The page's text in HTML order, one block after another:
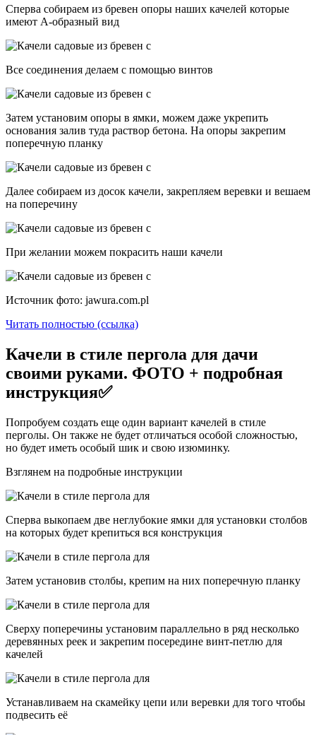
Сперва собираем из бревен опоры наших качелей которые
имеют А-образный вид
Все соединения делаем с помощью винтов
Затем установим опоры в ямки, можем даже укрепить
основания залив туда раствор бетона. На опоры закрепим
поперечную планку
Далее собираем из досок качели, закрепляем веревки и вешаем
на поперечину
При желании можем покрасить наши качели
Источник фото: jawura.com.pl
Читать полностью (ссылка)
Качели в стиле пергола для дачи
своими руками. ФОТО + подробная
инструкция✅
Попробуем создать еще один вариант качелей в стиле
перголы. Он также не будет отличаться особой сложностью,
но будет иметь особый шик и свою изюминку.
Взглянем на подробные инструкции
Сперва выкопаем две неглубокие ямки для установки столбов
на которых будет крепиться вся конструкция
Затем установив столбы, крепим на них поперечную планку
Сверху поперечины установим параллельно в ряд несколько
деревянных реек и закрепим посередине винт-петлю для
качелей
Устанавливаем на скамейку цепи или веревки для того чтобы
подвесить её